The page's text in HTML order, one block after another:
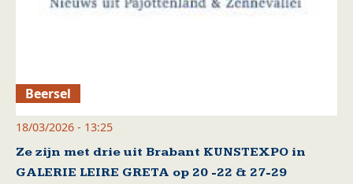
Beersel
18/03/2026 - 13:25
Ze zijn met drie uit Brabant KUNSTEXPO in
GALERIE LEIRE GRETA op 20 -22 & 27-29